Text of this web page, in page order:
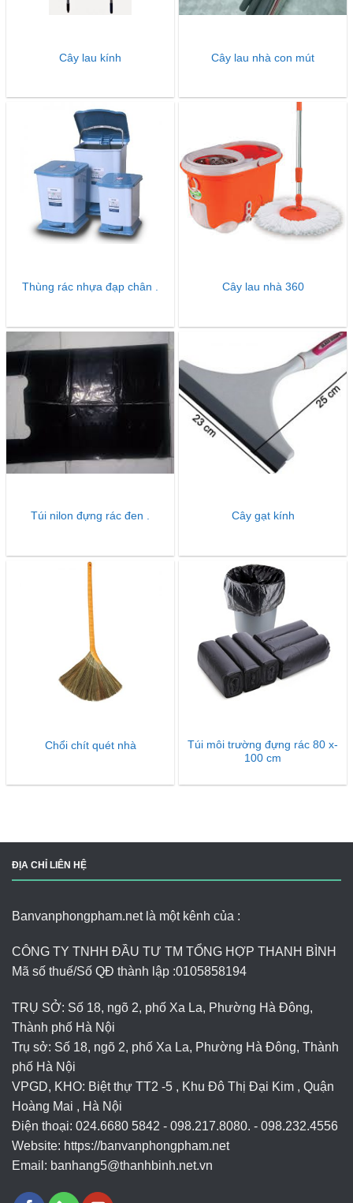
Cây lau kính Cây lau nhà con mút
Thùng rác nhựa đạp chân . Cây lau nhà 360
Túi nilon đựng rác đen . Cây gạt kính
Chổi chít quét nhà
Túi môi trường đựng rác 80 x-
100 cm
ĐỊA CHỈ LIÊN HỆ
Banvanphongpham.net là một kênh của :
CÔNG TY TNHH ĐẦU TƯ TM TỔNG HỢP THANH BÌNH
Mã số thuế/Số QĐ thành lập :0105858194
TRỤ SỞ: Số 18, ngõ 2, phố Xa La, Phường Hà Đông,
Thành phố Hà Nội
Trụ sở: Số 18, ngõ 2, phố Xa La, Phường Hà Đông, Thành
phố Hà Nội
VPGD, KHO: Biệt thự TT2 -5 , Khu Đô Thị Đại Kim , Quận
Hoàng Mai , Hà Nội
Điện thoại: 024.6680 5842 - 098.217.8080. - 098.232.4556
Website: https://banvanphongpham.net
Email: banhang5@thanhbinh.net.vn